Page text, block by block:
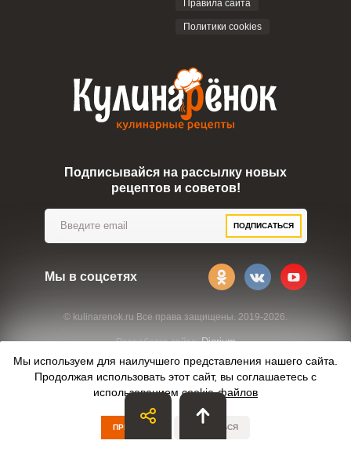
© kulinarenok.ru Все права защищены. 2019-2026.
Разработка сайта:Digrium
Правила сайта
Политики cookies
Подписывайся на рассылку новых
рецептов и советов!
ПОДПИСАТЬСЯ
Мы в соцсетях
Мы используем для наилучшего представления нашего сайта.
Продолжая использовать этот сайт, вы соглашаетесь с
использованиемcookie-файлов
ПРИНЯТЬ ОТКАЗАТЬСЯ